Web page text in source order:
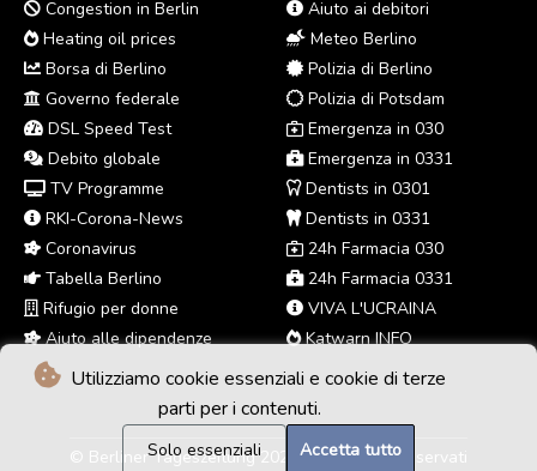
Utilizziamo cookie essenziali e cookie di terze
parti per i contenuti.
Solo essenziali Accetta tutto
Congestion in Berlin
Heating oil prices
Borsa di Berlino
Governo federale
DSL Speed Test
Debito globale
TV Programme
RKI-Corona-News
Coronavirus
Tabella Berlino
Rifugio per donne
Aiuto alle dipendenze
Aiuto ai debitori
Meteo Berlino
Polizia di Berlino
Polizia di Potsdam
Emergenza in 030
Emergenza in 0331
Dentists in 0301
Dentists in 0331
24h Farmacia 030
24h Farmacia 0331
VIVA L'UCRAINA
Katwarn INFO
© Berliner Tageszeitung 2026 - Tutti i diritti riservati